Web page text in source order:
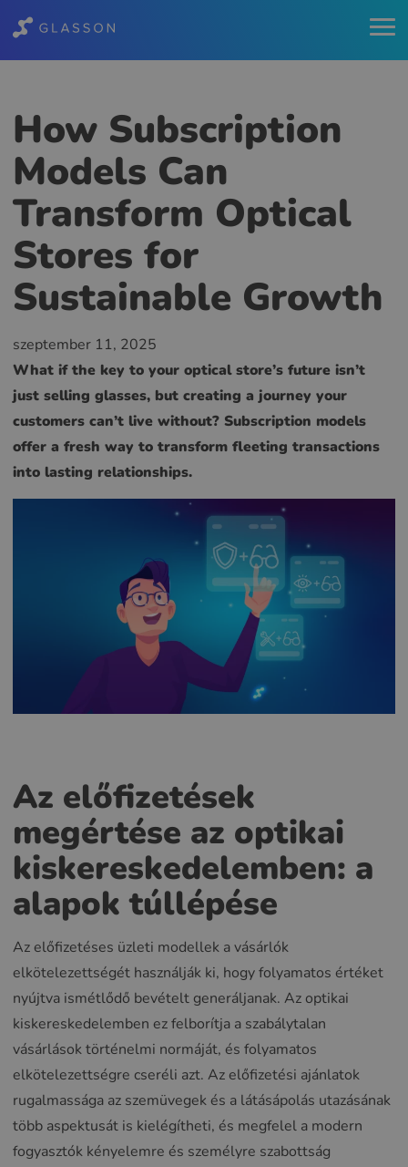
How Subscription
Models Can
Transform Optical
Stores for
Sustainable Growth
szeptember 11, 2025
What if the key to your optical store’s future isn’t
just selling glasses, but creating a journey your
customers can’t live without? Subscription models
offer a fresh way to transform fleeting transactions
into lasting relationships.
Az előfizetések
megértése az optikai
kiskereskedelemben: a
alapok túllépése
Az előfizetéses üzleti modellek a vásárlók
elkötelezettségét használják ki, hogy folyamatos értéket
nyújtva ismétlődő bevételt generáljanak. Az optikai
kiskereskedelemben ez felborítja a szabálytalan
vásárlások történelmi normáját, és folyamatos
elkötelezettségre cseréli azt. Az előfizetési ajánlatok
rugalmassága az szemüvegek és a látásápolás utazásának
több aspektusát is kielégítheti, és megfelel a modern
fogyasztók kényelemre és személyre szabottság